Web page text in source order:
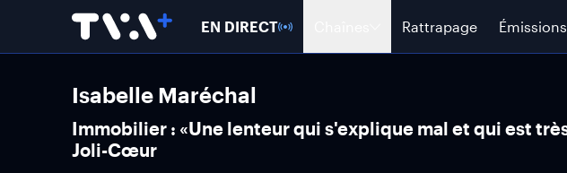
EN DIRECT Rattrapage Émissions
Isabelle Maréchal
Immobilier : «Une lenteur qui s'explique mal et qui est
Joli-Cœur